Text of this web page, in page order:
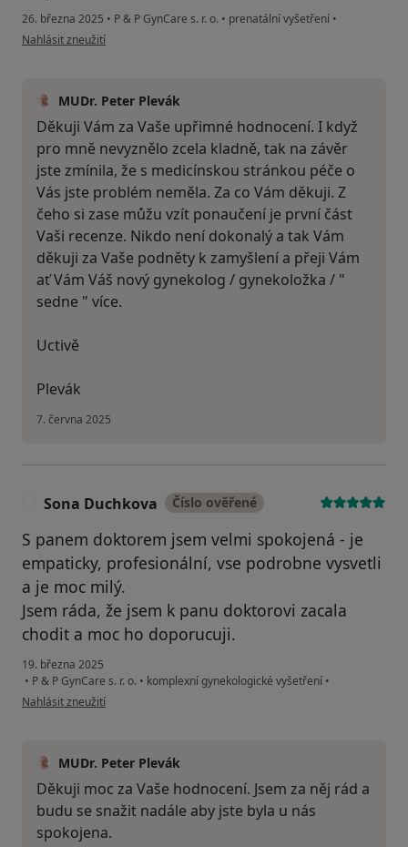
26. března 2025 • P & P GynCare s. r. o. • prenatální vyšetření •
podle názoru uživatele El.
Nahlásit zneužití
MUDr. Peter Plevák
Děkuji Vám za Vaše upřimné hodnocení. I když
pro mně nevyznělo zcela kladně, tak na závěr
jste zmínila, že s medicínskou stránkou péče o
Vás jste problém neměla. Za co Vám děkuji. Z
čeho si zase můžu vzít ponaučení je první část
Vaši recenze. Nikdo není dokonalý a tak Vám
děkuji za Vaše podněty k zamyšlení a přeji Vám
ať Vám Váš nový gynekolog / gynekoložka / "
sedne " více.
Uctivě
Plevák
7. června 2025
Sona Duchkova Číslo ověřené
S panem doktorem jsem velmi spokojená - je
empaticky, profesionální, vse podrobne vysvetli
a je moc milý.
Jsem ráda, že jsem k panu doktorovi zacala
chodit a moc ho doporucuji.
19. března 2025
• P & P GynCare s. r. o. • komplexní gynekologické vyšetření •
podle názoru uživatele Sona Duchkova
Nahlásit zneužití
MUDr. Peter Plevák
Děkuji moc za Vaše hodnocení. Jsem za něj rád a
budu se snažit nadále aby jste byla u nás
spokojena.